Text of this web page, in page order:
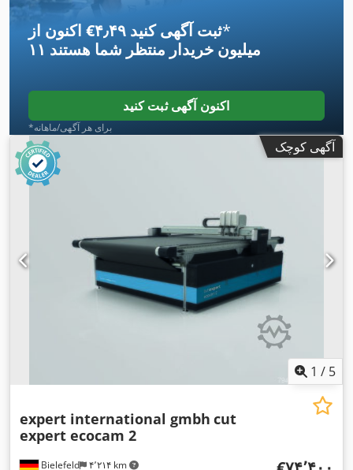
اکنون از ‎€۴٫۴۹ ثبت آگهی کنید*
۱۱ میلیون خریدار منتظر شما هستند
اکنون آگهی ثبت کنید
*برای هر آگهی/ماهانه
آگهی کوچک
1 / 5
Bielefeld ۴٬۲۱۴ km
expert international gmbh cut
expert ecocam 2